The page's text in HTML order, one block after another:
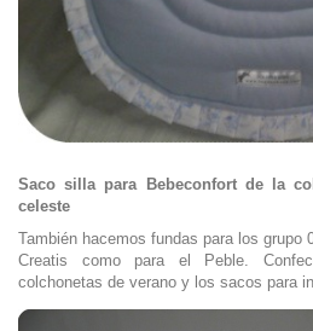
Saco silla para Bebeconfort de la
celeste
También hacemos fundas para los grupo
Creatis como para el Peble.
colchonetas de verano y los sacos para